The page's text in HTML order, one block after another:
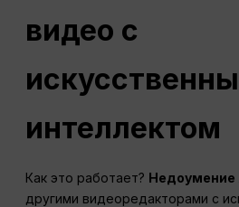
видео с
интеллектом
Как это работает? Недоумение
другими видеоредакторами с